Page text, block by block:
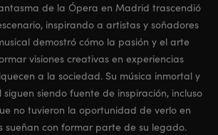
de la Ópera en Madrid trascendió
inspirando a artistas y soñadores
demostró cómo la pasión y el arte
visiones creativas en experiencias
a la sociedad. Su música inmortal y
siendo fuente de inspiración, incluso
no tuvieron la oportunidad de verlo en
sueñan con formar parte de su legado.